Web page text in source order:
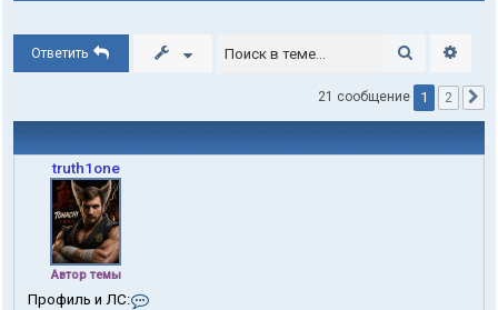
Ответить Поиск
21 сообщение 1 2
truth1one
Автор темы
Профиль и ЛС: